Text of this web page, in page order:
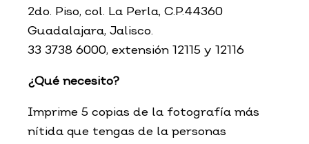
2do. Piso, col. La Perla, C.P.44360
Guadalajara, Jalisco.
33 3738 6000, extensión 12115 y 12116
¿Qué necesito?
Imprime 5 copias de la fotografía más
nítida que tengas de la personas